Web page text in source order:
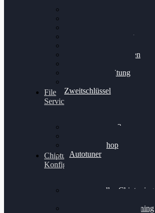
Getriebeoptimierung
Bremsscheiben planen
Felgenaufbereitung
Zweitschlüssel
File
Service
Alientech Kess3
Alientech Shop
Autotuner
Chiptuning
Konfigurator
Professionelles Chiptuning
Professionelles Chiptuning